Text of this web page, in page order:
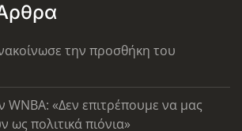
την προσθήκη του
«Δεν επιτρέπουμε να μας
ως πολιτικά πιόνια»